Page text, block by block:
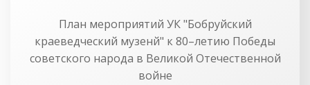
План мероприятий УК "Бобруйский
краеведческий музенй" к 80–летию Победы
советского народа в Великой Отечественной
войне